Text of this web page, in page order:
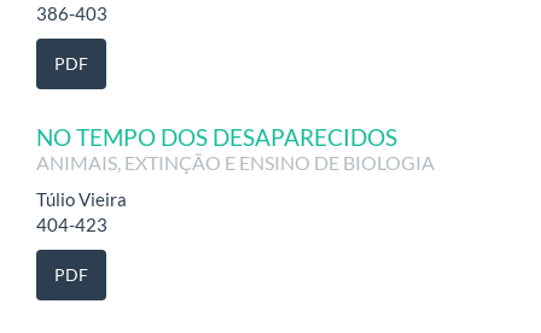
386-403
PDF
NO TEMPO DOS DESAPARECIDOS
ANIMAIS, EXTINÇÃO E ENSINO DE BIOLOGIA
Túlio Vieira
404-423
PDF